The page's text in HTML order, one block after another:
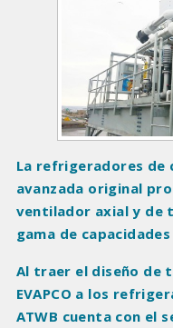
a
g
La refrigeradores
avanzada original
ventilador axial y de
gama de
Al traer el diseño de
EVAPCO a los
ATWB cuenta con el